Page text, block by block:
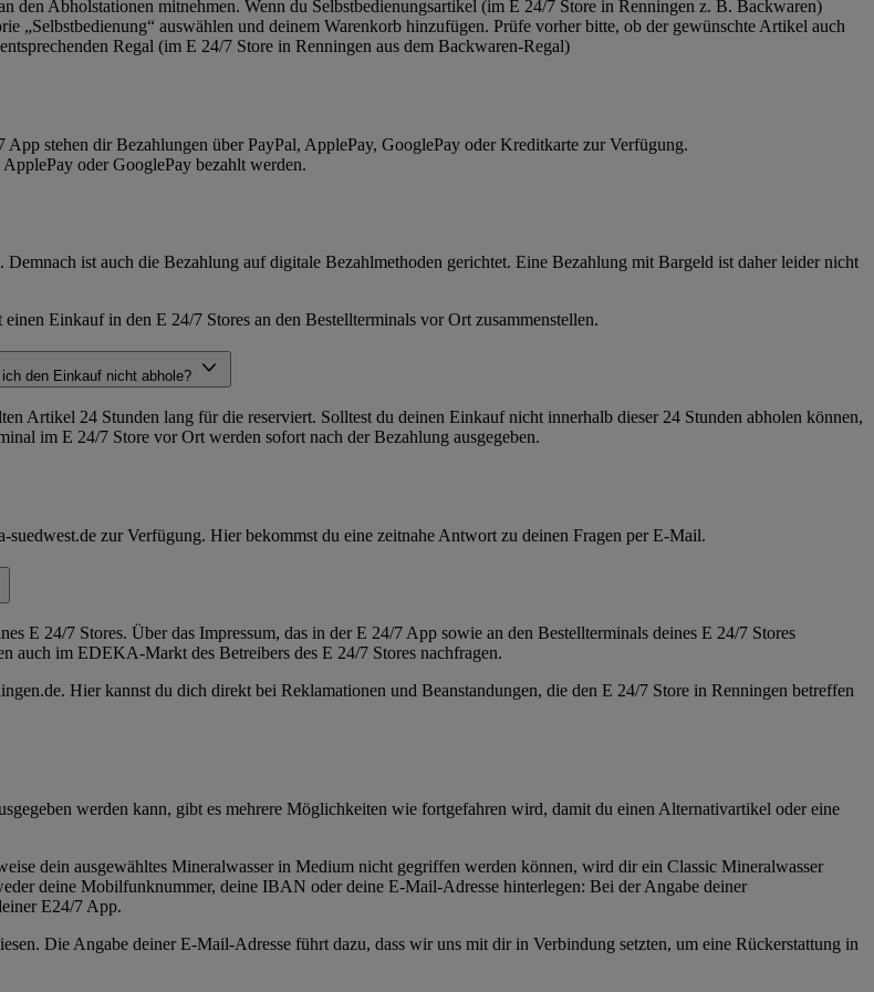
den Abholstationen mitnehmen. Wenn du Selbstbedienungsartikel (im E 24/7 Store in Renningen z. B. Backwaren)
„Selbstbedienung“ auswählen und deinem Warenkorb hinzufügen. Prüfe vorher bitte, ob der gewünschte Artikel auch
Regal (im E 24/7 Store in Renningen aus dem Backwaren-Regal)
stehen dir Bezahlungen über PayPal, ApplePay, GooglePay oder Kreditkarte zur Verfügung.
oder GooglePay bezahlt werden.
ist auch die Bezahlung auf digitale Bezahlmethoden gerichtet. Eine Bezahlung mit Bargeld ist daher leider nicht
Einkauf in den E 24/7 Stores an den Bestellterminals vor Ort zusammenstellen.
den Einkauf nicht abhole?
Artikel 24 Stunden lang für die reserviert. Solltest du deinen Einkauf nicht innerhalb dieser 24 Stunden abholen können,
im E 24/7 Store vor Ort werden sofort nach der Bezahlung ausgegeben.
zur Verfügung. Hier bekommst du eine zeitnahe Antwort zu deinen Fragen per E-Mail.
E 24/7 Stores. Über das Impressum, das in der E 24/7 App sowie an den Bestellterminals deines E 24/7 Stores
auch im EDEKA-Markt des Betreibers des E 24/7 Stores nachfragen.
Hier kannst du dich direkt bei Reklamationen und Beanstandungen, die den E 24/7 Store in Renningen betreffen
werden kann, gibt es mehrere Möglichkeiten wie fortgefahren wird, damit du einen Alternativartikel oder eine
dein ausgewähltes Mineralwasser in Medium nicht gegriffen werden können, wird dir ein Classic Mineralwasser
deine Mobilfunknummer, deine IBAN oder deine E-Mail-Adresse hinterlegen: Bei der Angabe deiner
E24/7 App.
Die Angabe deiner E-Mail-Adresse führt dazu, dass wir uns mit dir in Verbindung setzten, um eine Rückerstattung in